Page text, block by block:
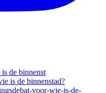
de binnenst